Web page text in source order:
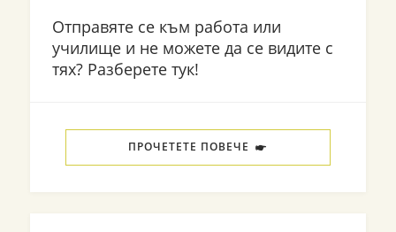
Отправяте се към работа или
училище и не можете да се видите с
тях? Разберете тук!
ПРОЧЕТЕТЕ ПОВЕЧЕ